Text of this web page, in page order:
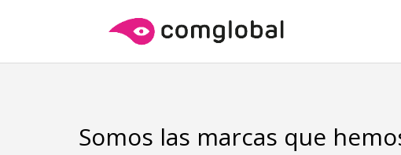
Somos las marcas que